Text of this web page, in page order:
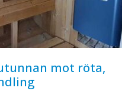
mot röta,